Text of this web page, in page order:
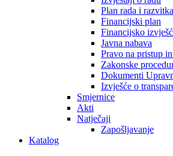
Plan rada i razvitka
Financijski plan
Financijsko
Javna nabava
Pravo na pristup
Zakonske
Dokumenti
Izvješće o
Smjernice
Akti
Natječaji
Zapošljavanje
Katalog